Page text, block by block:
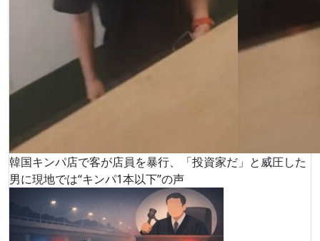
韓国キンパ店で客が店員を暴行、「投資家だ」と威圧した
男に現地では“キンパ1本以下”の声